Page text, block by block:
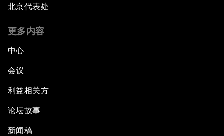
北京代表处
更多内容
中心
会议
利益相关方
论坛故事
新闻稿